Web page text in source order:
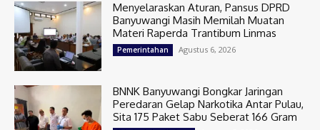
Menyelaraskan Aturan, Pansus DPRD
Banyuwangi Masih Memilah Muatan
Materi Raperda Trantibum Linmas
Pemerintahan Agustus 6, 2026
BNNK Banyuwangi Bongkar Jaringan
Peredaran Gelap Narkotika Antar Pulau,
Sita 175 Paket Sabu Seberat 166 Gram